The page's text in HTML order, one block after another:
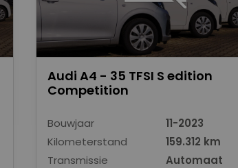
Audi A4 - 35 TFSI S edition
Competition
Bouwjaar
11-2023
Kilometerstand
159.312 km
Transmissie
Automaat